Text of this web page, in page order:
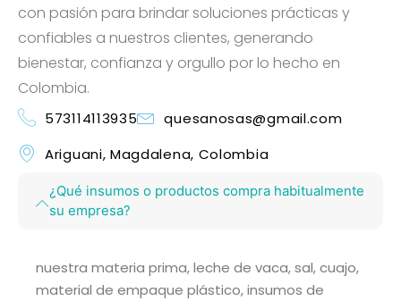
con pasión para brindar soluciones prácticas y
confiables a nuestros clientes, generando
bienestar, confianza y orgullo por lo hecho en
Colombia.
573114113935
quesanosas@gmail.com
Ariguani, Magdalena, Colombia
¿Qué insumos o productos compra habitualmente
su empresa?
nuestra materia prima, leche de vaca, sal, cuajo,
material de empaque plástico, insumos de